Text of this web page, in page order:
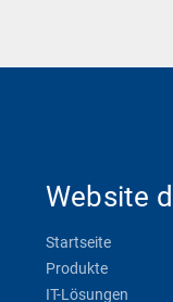
Website
Startseite
Produkte
IT-Lösungen